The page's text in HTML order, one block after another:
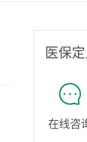
医保
在线咨